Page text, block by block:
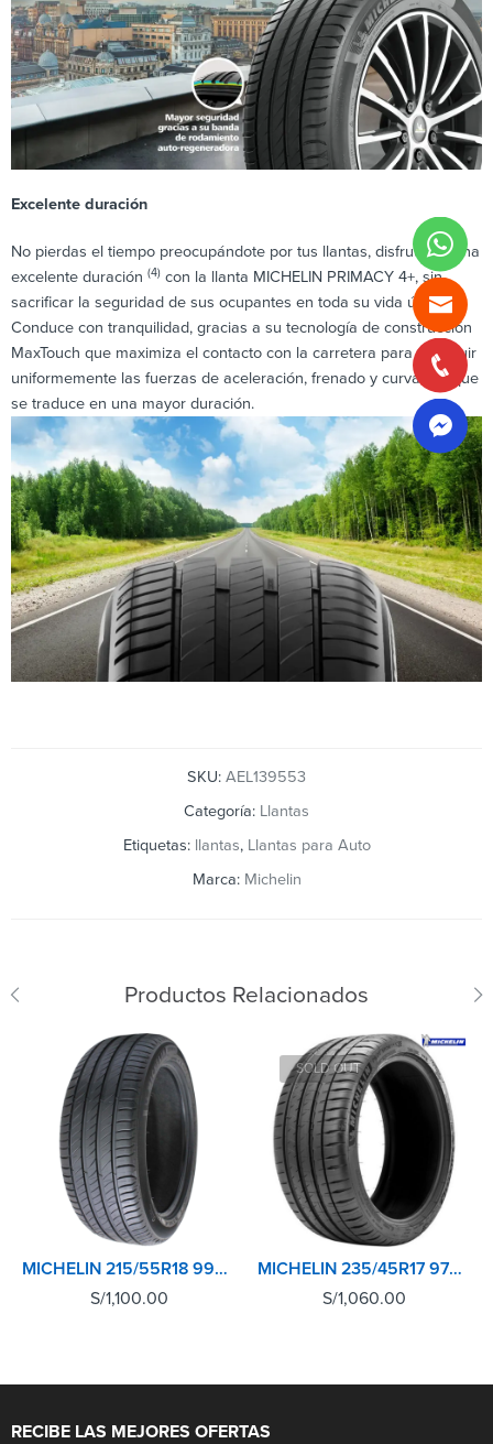
Excelente duración
No pierdas el tiempo preocupándote por tus llantas, disfruta de una
excelente duración (4) con la llanta MICHELIN PRIMACY 4+, sin
sacrificar la seguridad de sus ocupantes en toda su vida útil(1).
Conduce con tranquilidad, gracias a su tecnología de construcción
MaxTouch que maximiza el contacto con la carretera para distribuir
uniformemente las fuerzas de aceleración, frenado y curvas, lo que
se traduce en una mayor duración.
SKU: AEL139553
Categoría: Llantas
Etiquetas: llantas, Llantas para Auto
Marca: Michelin
Productos Relacionados
MICHELIN 215/55R18 99V XL TL PRIMACY 4+
S/1,100.00
SOLD OUT
MICHELIN 235/45R17 97Y EXTRA LOAD TL PILOT SPORT 4
S/1,060.00
RECIBE LAS MEJORES OFERTAS